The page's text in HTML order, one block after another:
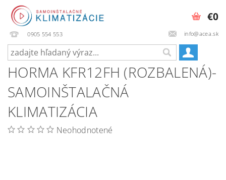
0905 554 553 info@acea.sk
€0
HORMA KFR12FH (ROZBALENÁ)-
SAMOINŠTALAČNÁ
KLIMATIZÁCIA
Neohodnotené